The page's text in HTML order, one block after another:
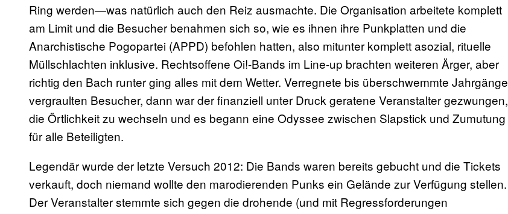
Ring werden—was natürlich auch den Reiz ausmachte. Die Organisation arbeitete komplett
am Limit und die Besucher benahmen sich so, wie es ihnen ihre Punkplatten und die
Anarchistische Pogopartei (APPD) befohlen hatten, also mitunter komplett asozial, rituelle
Müllschlachten inklusive. Rechtsoffene Oi!-Bands im Line-up brachten weiteren Ärger, aber
richtig den Bach runter ging alles mit dem Wetter. Verregnete bis überschwemmte Jahrgänge
vergraulten Besucher, dann war der finanziell unter Druck geratene Veranstalter gezwungen,
die Örtlichkeit zu wechseln und es begann eine Odyssee zwischen Slapstick und Zumutung
für alle Beteiligten.
Legendär wurde der letzte Versuch 2012: Die Bands waren bereits gebucht und die Tickets
verkauft, doch niemand wollte den marodierenden Punks ein Gelände zur Verfügung stellen.
Der Veranstalter stemmte sich gegen die drohende (und mit Regressforderungen